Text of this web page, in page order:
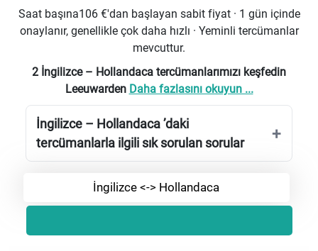
Saat başına106 €'dan başlayan sabit fiyat · 1 gün içinde
onaylanır, genellikle çok daha hızlı · Yeminli tercümanlar
mevcuttur.
2 İngilizce – Hollandaca tercümanlarımızı keşfedin
Leeuwarden Daha fazlasını okuyun ...
İngilizce – Hollandaca ’daki
tercümanlarla ilgili sık sorulan sorular
İngilizce <-> Hollandaca